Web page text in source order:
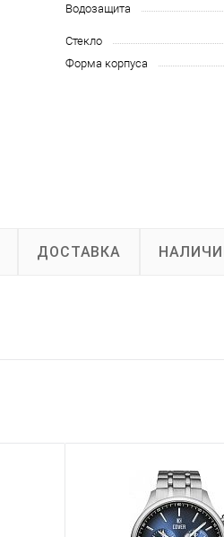
Водозащита
Стекло
Форма корпуса
ДОСТАВКА